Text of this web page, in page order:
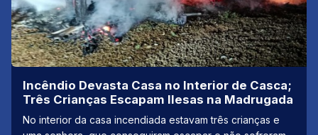
Incêndio Devasta Casa no Interior de Casca;
Três Crianças Escapam Ilesas na Madrugada
No interior da casa incendiada estavam três crianças e